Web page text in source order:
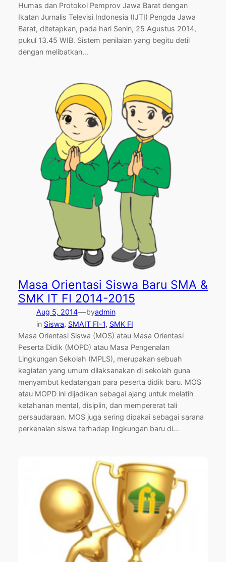
Humas dan Protokol Pemprov Jawa Barat dengan
Ikatan Jurnalis Televisi Indonesia (IJTI) Pengda Jawa
Barat, ditetapkan, pada hari Senin, 25 Agustus 2014,
pukul 13.45 WIB. Sistem penilaian yang begitu detil
dengan melibatkan…
Masa Orientasi Siswa Baru SMA &
SMK IT FI 2014-2015
Aug 5, 2014—byadmin
in Siswa, SMAIT FI-1, SMK FI
Masa Orientasi Siswa (MOS) atau Masa Orientasi
Peserta Didik (MOPD) atau Masa Pengenalan
Lingkungan Sekolah (MPLS), merupakan sebuah
kegiatan yang umum dilaksanakan di sekolah guna
menyambut kedatangan para peserta didik baru. MOS
atau MOPD ini dijadikan sebagai ajang untuk melatih
ketahanan mental, disiplin, dan mempererat tali
persaudaraan. MOS juga sering dipakai sebagai sarana
perkenalan siswa terhadap lingkungan baru di…